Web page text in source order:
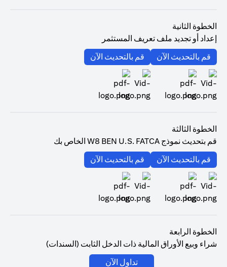
الخطوة الثانية
إعداد أو تجديد ملف تعريف المستثمر
قم بالتحديث الآن
قم بالتحديث الآن
الخطوة الثالثة
قم بتحديث نموذج W8 BEN U.S. FATCA الخاص بك
قم بالتحديث الآن
قم بالتحديث الآن
الخطوة الرابعة
شراء وبيع الأوراق المالية ذات الدخل الثابت (السندات)
تداول الآن